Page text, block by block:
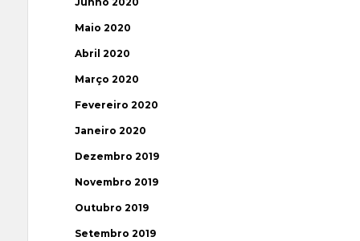
Maio 2020
Abril 2020
Março 2020
Fevereiro 2020
Janeiro 2020
Dezembro 2019
Novembro 2019
Outubro 2019
Setembro 2019